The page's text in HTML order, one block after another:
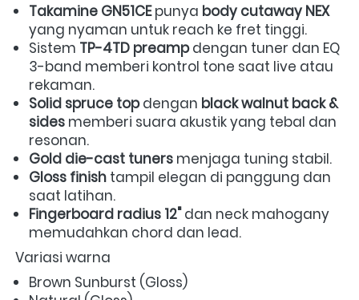
Takamine GN51CE punya body cutaway NEX
yang nyaman untuk reach ke fret tinggi.
Sistem TP-4TD preamp dengan tuner dan EQ
3-band memberi kontrol tone saat live atau
rekaman.
Solid spruce top dengan black walnut back &
sides memberi suara akustik yang tebal dan
resonan.
Gold die-cast tuners menjaga tuning stabil.
Gloss finish tampil elegan di panggung dan
saat latihan.
Fingerboard radius 12" dan neck mahogany
memudahkan chord dan lead.
Variasi warna
Brown Sunburst (Gloss)